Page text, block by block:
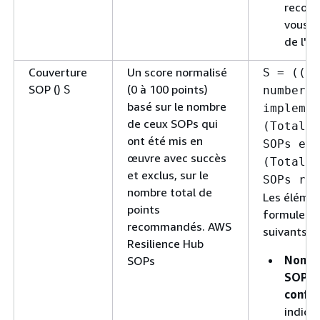
vous
de
Couverture
SOP () S
Un score normalisé
(0 à 100 points)
basé sur le nombre
de ceux SOPs qui
ont été mis en
œuvre avec succès
et exclus, sur le
nombre total de
points
recommandés. AWS
Resilience Hub
SOPs
S =
number
(Total
SOPs
(Total
SOPs
Les
formule
suivants :
SOPs